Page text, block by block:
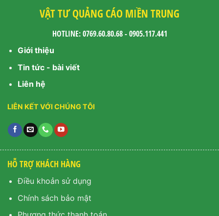
VẬT TƯ QUẢNG CÁO MIỀN TRUNG
HOTLINE: 0769.60.80.68 - 0905.117.441
Giới thiệu
Tin tức - bài viết
Liên hệ
LIÊN KẾT VỚI CHÚNG TÔI
HỖ TRỢ KHÁCH HÀNG
Điều khoản sử dụng
Chính sách bảo mật